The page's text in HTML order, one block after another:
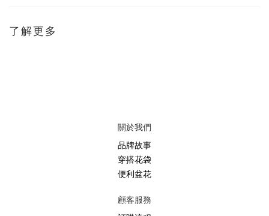
了解更多
關於我們
品牌故事
穿搭花袋
便利盆花
顧客服務